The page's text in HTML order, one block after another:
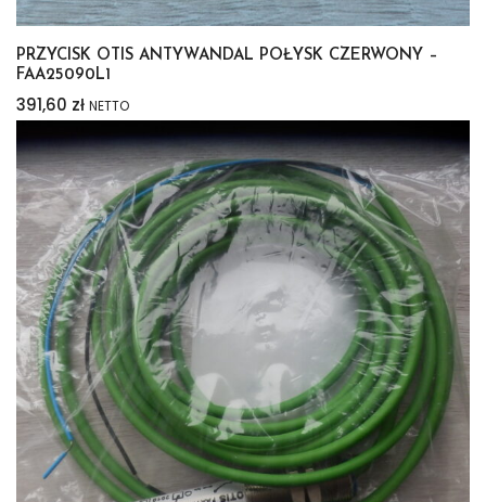
PRZYCISK OTIS ANTYWANDAL POŁYSK CZERWONY –
FAA25090L1
391,60 zł NETTO